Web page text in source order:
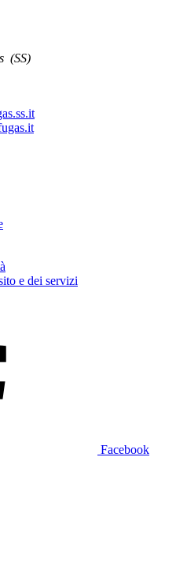
(SS)
e dei servizi
Facebook